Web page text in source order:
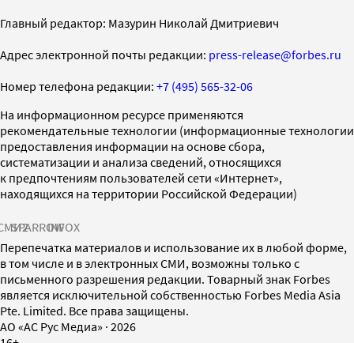
Главный редактор: Мазурин Николай Дмитриевич
Адрес электронной почты редакции: press-release@forbes.ru
Номер телефона редакции: +7 (495) 565-32-06
На информационном ресурсе применяются
рекомендательные технологии (информационные технологии
предоставления информации на основе сбора,
систематизации и анализа сведений, относящихся
к предпочтениям пользователей сети «Интернет»,
находящихся на территории Российской Федерации)
SPARROWINFOX
Перепечатка материалов и использование их в любой форме,
в том числе и в электронных СМИ, возможны только с
письменного разрешения редакции. Товарный знак Forbes
является исключительной собственностью Forbes Media Asia
Pte. Limited. Все права защищены.
AO «АС Рус Медиа» · 2026